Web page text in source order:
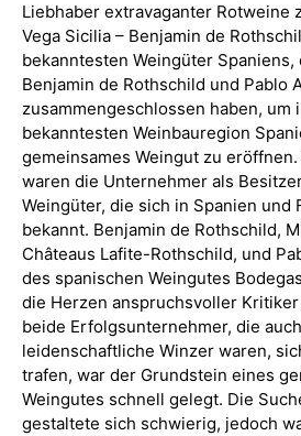
Liebhaber extravaganter Rotweine
Vega Sicilia – Benjamin de
bekanntesten Weingüter Spaniens,
Benjamin de Rothschild und Pablo
zusammengeschlossen haben, um
bekanntesten Weinbauregion
gemeinsames Weingut zu
waren die Unternehmer als
Weingüter, die sich in Spanien und
bekannt. Benjamin de Rothschild,
Châteaus Lafite-Rothschild, und
des spanischen Weingutes
die Herzen anspruchsvoller
beide Erfolgsunternehmer, die
leidenschaftliche Winzer waren,
trafen, war der Grundstein eines
Weingutes schnell gelegt. Die
gestaltete sich schwierig, jedoch